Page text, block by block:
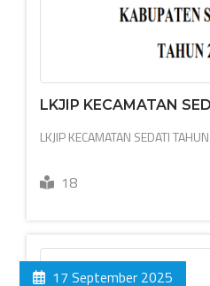
LKJIP KECAMATAN
LKJIP KECAMATAN SEDATI
18
17 September 2025